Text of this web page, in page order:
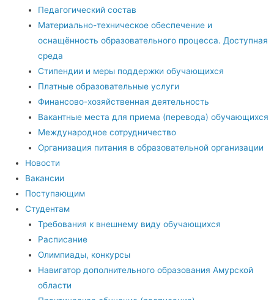
Педагогический состав
Материально-техническое обеспечение и
оснащённость образовательного процесса. Доступная
среда
Стипендии и меры поддержки обучающихся
Платные образовательные услуги
Финансово-хозяйственная деятельность
Вакантные места для приема (перевода) обучающихся
Международное сотрудничество
Организация питания в образовательной организации
Новости
Вакансии
Поступающим
Студентам
Требования к внешнему виду обучающихся
Расписание
Олимпиады, конкурсы
Навигатор дополнительного образования Амурской
области